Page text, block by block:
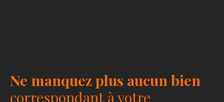
Ne manquez plus aucun bien
correspondant à votre